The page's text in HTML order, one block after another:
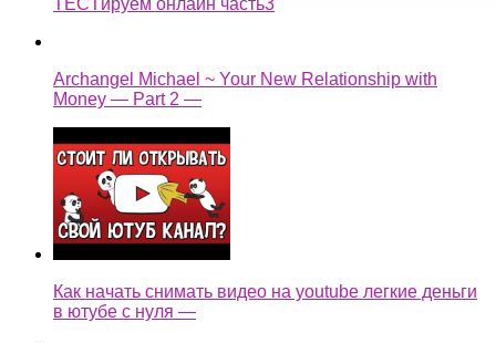
TECTируем онлайн часть3
Archangel Michael ~ Your New Relationship with
Money — Part 2 —
Как начать снимать видео на youtube легкие деньги
в ютубе с нуля —